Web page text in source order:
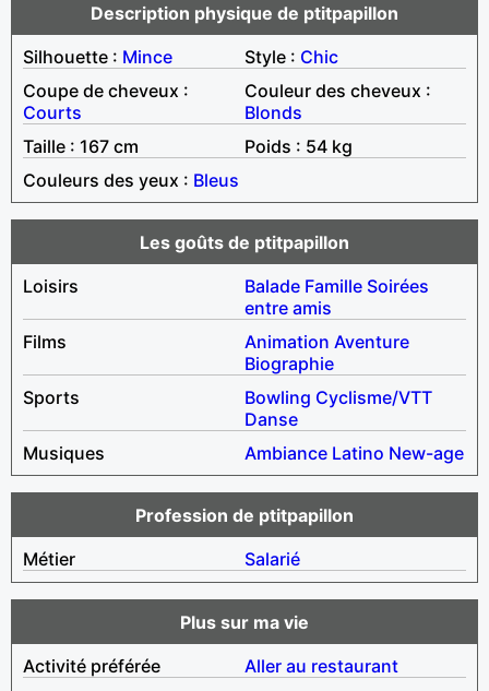
Description physique de ptitpapillon
Silhouette : Mince Style : Chic
Coupe de cheveux :
Courts
Couleur des cheveux :
Blonds
Taille : 167 cm
Poids : 54 kg
Couleurs des yeux : Bleus
Les goûts de ptitpapillon
Loisirs
Balade Famille Soirées
entre amis
Films
Animation Aventure
Biographie
Sports
Bowling Cyclisme/VTT
Danse
Musiques
Ambiance Latino New-age
Profession de ptitpapillon
Métier
Salarié
Plus sur ma vie
Activité préférée
Aller au restaurant